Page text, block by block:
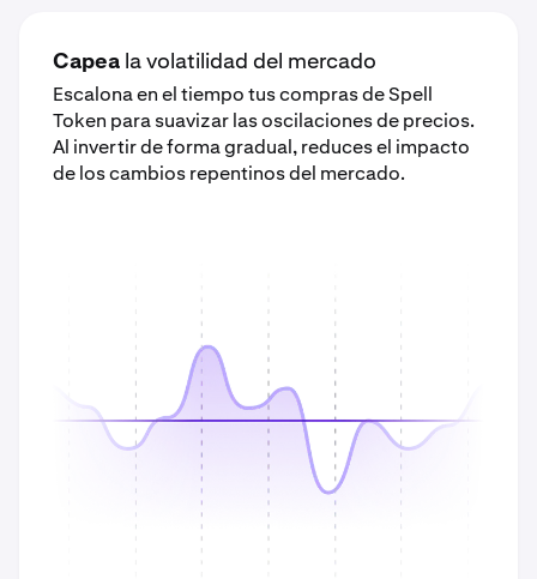
Capea la volatilidad del mercado
Escalona en el tiempo tus compras de Spell
Token para suavizar las oscilaciones de precios.
Al invertir de forma gradual, reduces el impacto
de los cambios repentinos del mercado.